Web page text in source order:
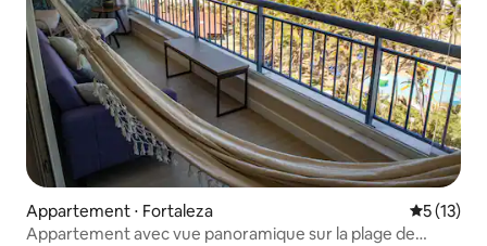
Appartement ⋅ Fortaleza
5 (13)
Appartement avec vue panoramique sur la plage de